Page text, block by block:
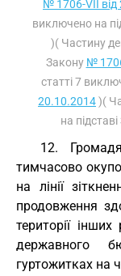
№ 1706-VII
виключено на
)( Частину
Закону №
статті 7
20.10.2014)(
на
12.
тимчасово
на лінії
продовження
території
державного
гуртожитках на